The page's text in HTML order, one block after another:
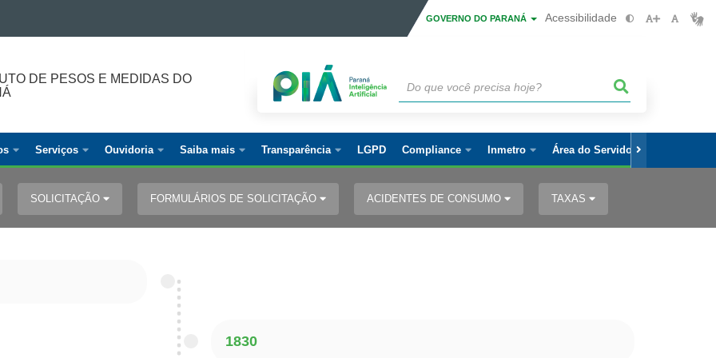
GOVERNO DO PARANÁ Acessibilidade
DE PESOS E MEDIDAS DO
Serviços Ouvidoria Saiba mais Transparência LGPD Compliance Inmetro Área do Servidor
SOLICITAÇÃO FORMULÁRIOS DE SOLICITAÇÃO ACIDENTES DE CONSUMO TAXAS
1830